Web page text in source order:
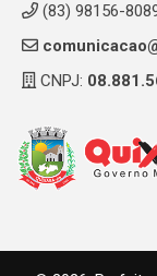
(83) 98156-
CNPJ: